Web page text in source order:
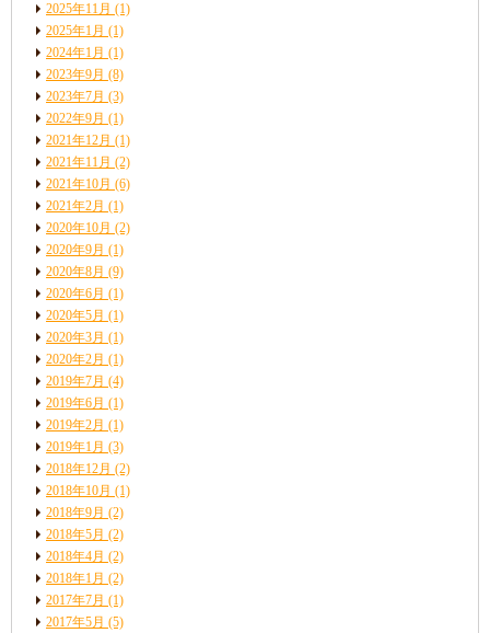
2025年11月 (1)
2025年1月 (1)
2024年1月 (1)
2023年9月 (8)
2023年7月 (3)
2022年9月 (1)
2021年12月 (1)
2021年11月 (2)
2021年10月 (6)
2021年2月 (1)
2020年10月 (2)
2020年9月 (1)
2020年8月 (9)
2020年6月 (1)
2020年5月 (1)
2020年3月 (1)
2020年2月 (1)
2019年7月 (4)
2019年6月 (1)
2019年2月 (1)
2019年1月 (3)
2018年12月 (2)
2018年10月 (1)
2018年9月 (2)
2018年5月 (2)
2018年4月 (2)
2018年1月 (2)
2017年7月 (1)
2017年5月 (5)